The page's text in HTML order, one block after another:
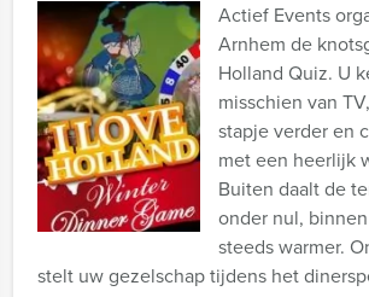
Actief Events
Arnhem de
Holland Quiz. U
misschien van
stapje verder en
met een heerlijk
Buiten daalt de
onder nul,
steeds warmer.
stelt uw gezelschap tijdens het